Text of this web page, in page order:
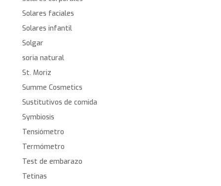
Solares faciales
Solares infantil
Solgar
soria natural
St. Moriz
Summe Cosmetics
Sustitutivos de comida
Symbiosis
Tensiómetro
Termómetro
Test de embarazo
Tetinas